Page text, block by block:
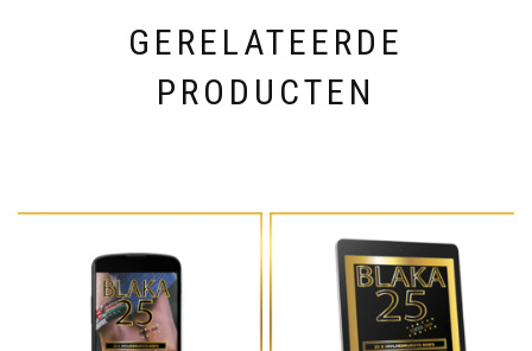
GERELATEERDE
PRODUCTEN